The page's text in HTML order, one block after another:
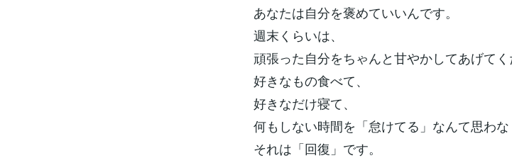
あなたは自分を褒めていいんです。
週末くらいは、
頑張った自分をちゃんと甘やかしてあげてく
好きなもの食べて、
好きなだけ寝て、
何もしない時間を「怠けてる」なんて思わな
それは「回復」です。